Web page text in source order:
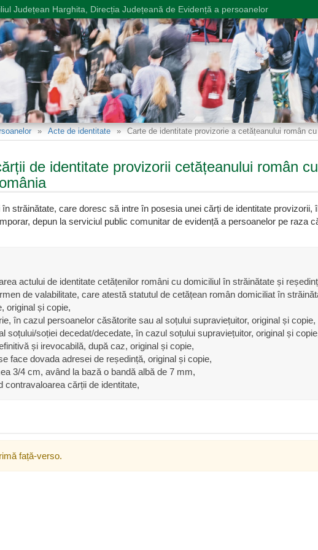
Acte de identitate Carte de identitate provizorie a cetățeanului român
de identitate provizorii cetățeanului român
străinătate, care doresc să intre în posesia unei cărți de identitate
depun la serviciul public comunitar de evidență a persoanelor pe raza
actului de identitate cetățenilor români cu domiciliul în străinătate și
de valabilitate, care atestă statutul de cetățean român domiciliat în
original și copie,
în cazul persoanelor căsătorite sau al soțului supraviețuitor, original și copie,
soțului/soției decedat/decedate, în cazul soțului supraviețuitor, original și
și irevocabilă, după caz, original și copie,
face dovada adresei de reședință, original și copie,
3/4 cm, având la bază o bandă albă de 7 mm,
contravaloarea cărții de identitate,
față-verso.
Județean Harghita, Direcția Județeană de Evidență a persoanelor